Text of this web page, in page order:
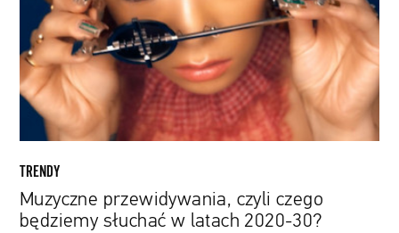
będziemy
słuchać
w
latach
2020-
TRENDY
Muzyczne przewidywania, czyli czego
będziemy słuchać w latach 2020-30?